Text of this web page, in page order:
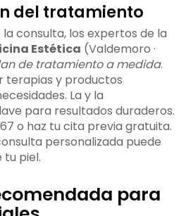
del tratamiento
consulta, los expertos de la
Estética (Valdemoro ·
de tratamiento a medida.
terapias y productos
La y la
para resultados duraderos.
o haz tu cita previa gratuita.
personalizada puede
tu piel.
para